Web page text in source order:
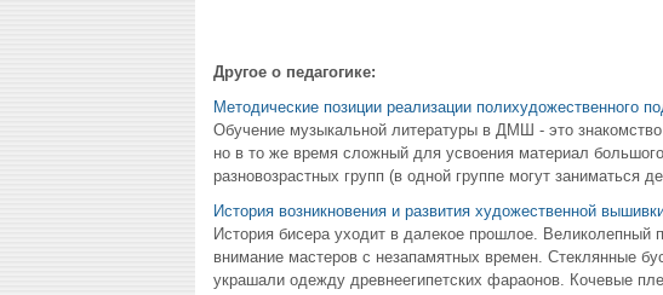
Другое о педагогике:
Методические позиции реализации полихудожественного
Обучение музыкальной литературы в ДМШ - это
но в то же время сложный для усвоения материал
разновозрастных групп (в одной группе могут заниматься
История возникновения и развития художественной
История бисера уходит в далекое прошлое. Великолепный
внимание мастеров с незапамятных времен. Стеклянные
украшали одежду древнеегипетских фараонов. Кочевые